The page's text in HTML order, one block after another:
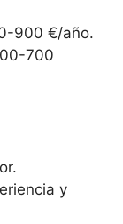
900 €/año.
700
y